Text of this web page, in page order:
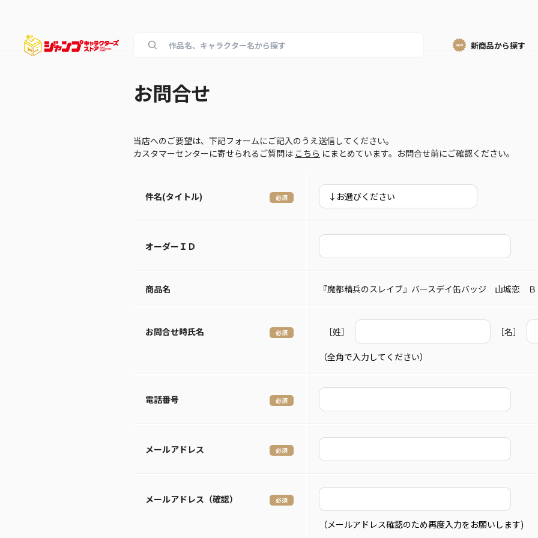
新商品から探す
お問合せ
当店へのご要望は、下記フォームにご記入のうえ送信してください。
カスタマーセンターに寄せられるご質問は こちら にまとめています。お問合せ前にご確認ください。
件名(タイトル)
オーダーＩＤ
商品名 『魔都精兵のスレイブ』バースデイ缶バッジ 山城恋
お問合せ時氏名 ［姓］ ［名］
（全角で入力してください）
電話番号
メールアドレス
メールアドレス（確認）
（メールアドレス確認のため再度入力をお願いします)